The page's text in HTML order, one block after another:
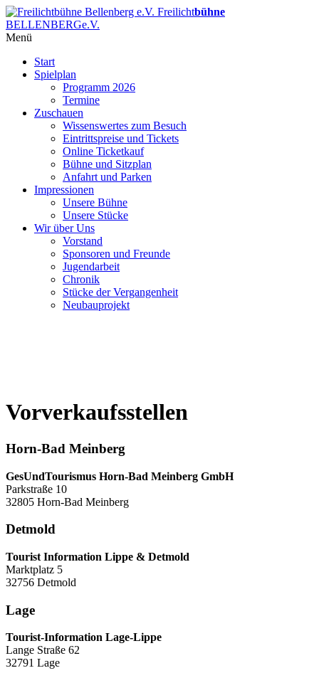
Freilichtbühne
BELLENBERGe.V.
Menü
Start
Spielplan
Programm 2026
Termine
Zuschauen
Wissenswertes zum Besuch
Eintrittspreise und Tickets
Online Ticketkauf
Bühne und Sitzplan
Anfahrt und Parken
Impressionen
Unsere Bühne
Unsere Stücke
Wir über Uns
Vorstand
Sponsoren und Freunde
Jugendarbeit
Chronik
Stücke der Vergangenheit
Neubauprojekt
Vorverkaufsstellen
Horn-Bad Meinberg
GesUndTourismus Horn-Bad Meinberg GmbH
Parkstraße 10
32805 Horn-Bad Meinberg
Detmold
Tourist Information Lippe & Detmold
Marktplatz 5
32756 Detmold
Lage
Tourist-Information Lage-Lippe
Lange Straße 62
32791 Lage